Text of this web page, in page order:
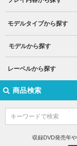
モデルタイプから探す
モデルから探す
レーベルから探す
商品検索
収録DVD発売年